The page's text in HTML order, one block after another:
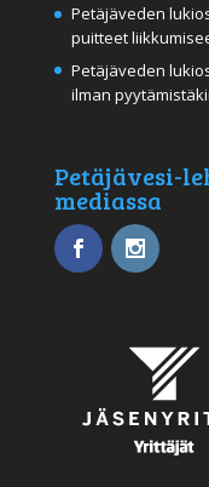
Petäjäveden
puitteet
Petäjäveden
ilman
Petäjävesi-
mediassa